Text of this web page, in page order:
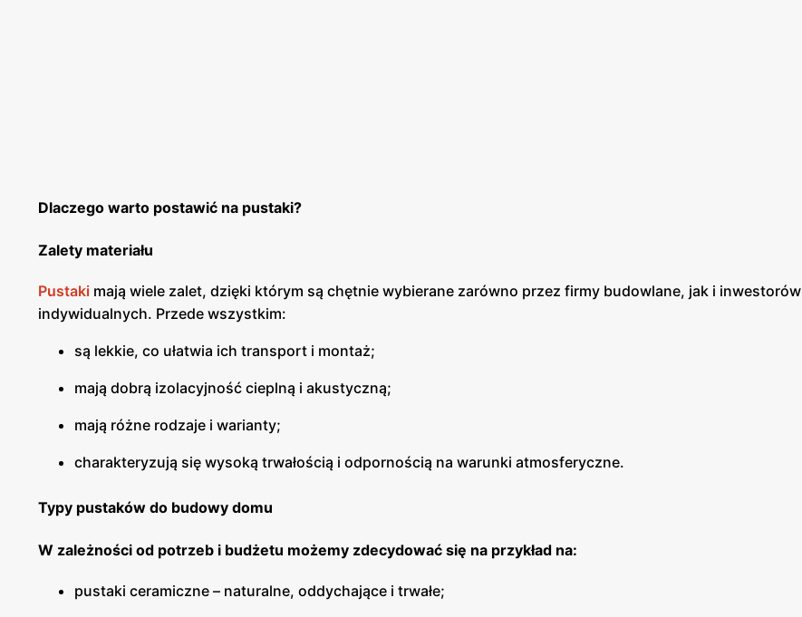
Dlaczego warto postawić na pustaki?
Zalety materiału
Pustaki mają wiele zalet, dzięki którym są chętnie wybierane zarówno przez firmy budowlane, jak i inwestorów
indywidualnych. Przede wszystkim:
są lekkie, co ułatwia ich transport i montaż;
mają dobrą izolacyjność cieplną i akustyczną;
mają różne rodzaje i warianty;
charakteryzują się wysoką trwałością i odpornością na warunki atmosferyczne.
Typy pustaków do budowy domu
W zależności od potrzeb i budżetu możemy zdecydować się na przykład na:
pustaki ceramiczne – naturalne, oddychające i trwałe;